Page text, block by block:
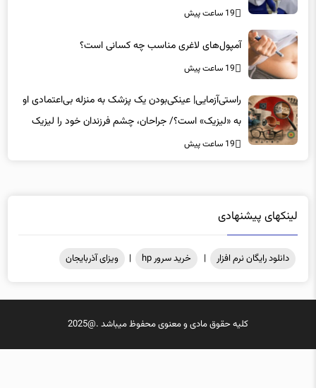
عجیب: ۶۰ هزار پرستار خانه‌نشین شدند؟
آمپول‌های لاغری مناسب چه کسانی است؟
راستی‌آزمایی| عینکی‌بودن یک پزشک به منزله بی‌اعتمادی او
به «لیزیک» است؟/ جراحان، چشم فرزندان خود را لیزیک
لینکهای پیشنهادی
کلیه حقوق مادی و معنوی محفوظ میباشد .@2025